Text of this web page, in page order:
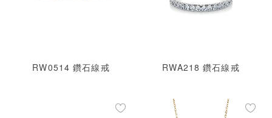
RW0514 鑽石線戒 RWA218 鑽石線戒